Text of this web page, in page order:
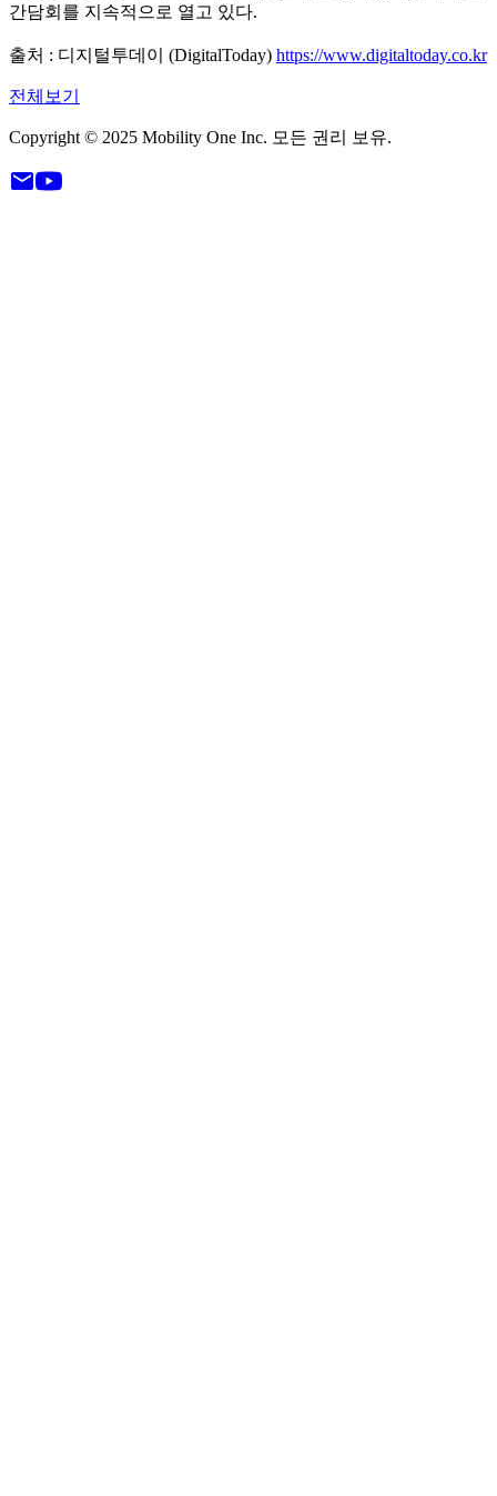
간담회를 지속적으로 열고 있다.
출처 : 디지털투데이 (DigitalToday) https://www.digitaltoday.co.kr
전체보기
Copyright © 2025 Mobility One Inc. 모든 권리 보유.